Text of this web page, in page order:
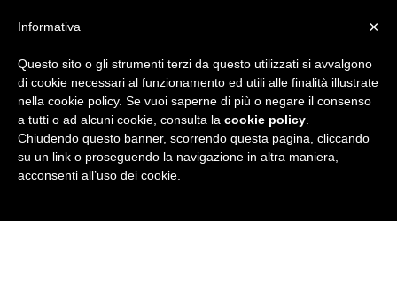
i
×
Informativa
Questo sito o gli strumenti terzi da questo utilizzati si avvalgono
di cookie necessari al funzionamento ed utili alle finalità illustrate
nella cookie policy. Se vuoi saperne di più o negare il consenso
a tutti o ad alcuni cookie, consulta la cookie policy
Chiudendo questo banner, scorrendo questa pagina, cliccando
su un link o proseguendo la navigazione in altra maniera,
acconsenti all’uso dei cookie.